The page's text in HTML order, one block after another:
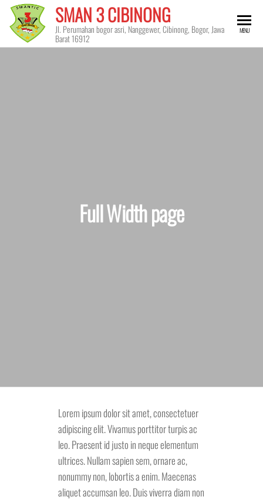
Skip
SMAN 3 CIBINONG
Jl. Perumahan bogor asri, Nanggewer, Cibinong, Bogor, Jawa
Barat 16912
MENU
Full Width page
Lorem ipsum dolor sit amet, consectetuer
adipiscing elit. Vivamus porttitor turpis ac
leo. Praesent id justo in neque elementum
ultrices. Nullam sapien sem, ornare ac,
nonummy non, lobortis a enim. Maecenas
aliquet accumsan leo. Duis viverra diam non